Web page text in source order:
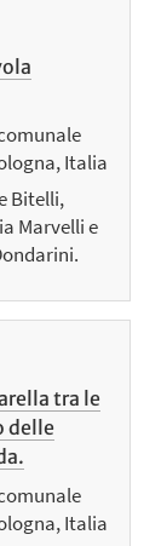
Italia
Bitelli,
Marvelli e
tra le
delle
Italia